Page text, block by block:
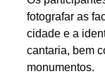
fotografar as
cidade e a
cantaria, bem
monumentos.